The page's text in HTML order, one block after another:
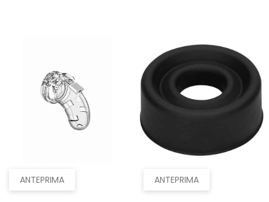
ANTEPRIMA ANTEPRIMA